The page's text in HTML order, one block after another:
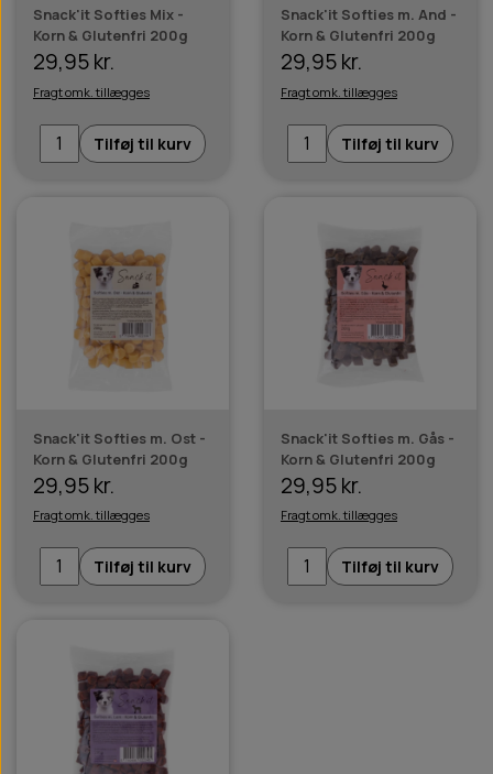
Snack'it Softies Mix -
Korn & Glutenfri 200g
29,95 kr.
Fragt omk. tillægges
Tilføj til kurv
Snack'it Softies m. And -
Korn & Glutenfri 200g
29,95 kr.
Fragt omk. tillægges
Tilføj til kurv
Snack'it Softies m. Ost -
Korn & Glutenfri 200g
29,95 kr.
Fragt omk. tillægges
Tilføj til kurv
Snack'it Softies m. Gås -
Korn & Glutenfri 200g
29,95 kr.
Fragt omk. tillægges
Tilføj til kurv